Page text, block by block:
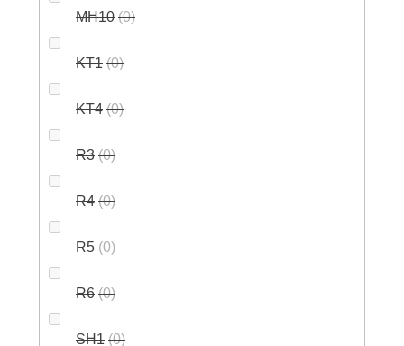
MH10 0
KT1 0
KT4 0
R3 0
R4 0
R5 0
R6 0
SH1 0